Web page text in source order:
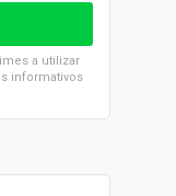
a utilizar
informativos
SELIC em 14%: A repercussão da decisão sobre os JUROS